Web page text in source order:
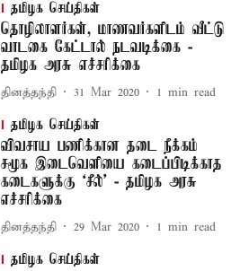
தமிழக செய்திகள்
தொழிலாளர்கள், மாணவர்களிடம் வீட்டு
வாடகை கேட்டால் நடவடிக்கை -
தமிழக அரசு எச்சரிக்கை
தினத்தந்தி 31 Mar 2020 1 min read
தமிழக செய்திகள்
விவசாய பணிக்கான தடை நீக்கம்
சமூக இடைவெளியை கடைப்பிடிக்காத
கடைகளுக்கு ‘சீல்’ - தமிழக அரசு
எச்சரிக்கை
தினத்தந்தி 29 Mar 2020 1 min read
தமிழக செய்திகள்